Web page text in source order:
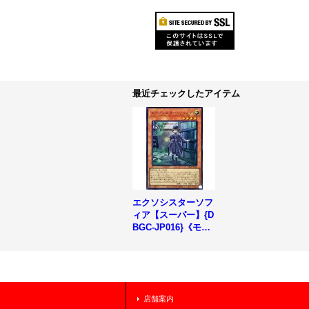
最近チェックしたアイテム
エクソシスターソフ
ィア【スーパー】{D
BGC-JP016}《モン
店舗案内